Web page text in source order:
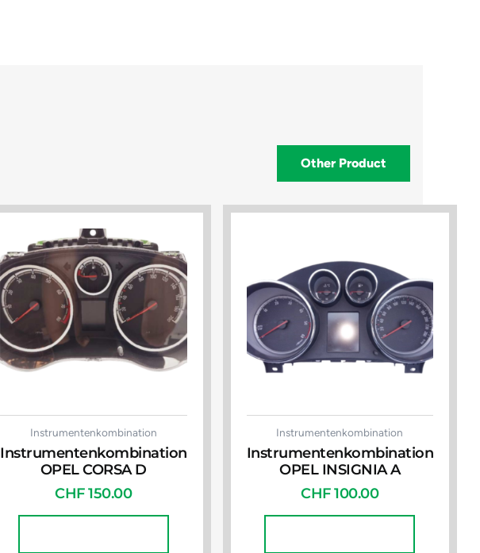
Other Product
Instrumentenkombination
Instrumentenkombination
OPEL CORSA D
CHF150.00
Instrumentenkombination
Instrumentenkombination
OPEL INSIGNIA A
CHF100.00